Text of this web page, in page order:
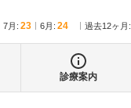
7月 : 23 6月 : 24 過去12ヶ月:
診療案内